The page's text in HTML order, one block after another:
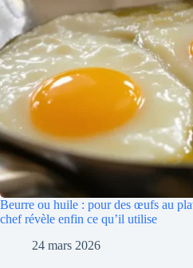
Beurre ou huile : pour des œufs au
chef révèle enfin ce qu’il utilise
24 mars 2026